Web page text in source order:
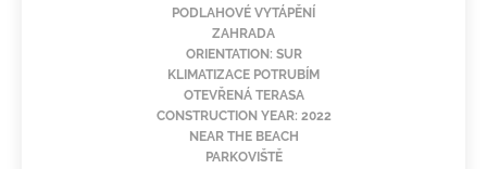
PODLAHOVÉ VYTÁPĚNÍ
ZAHRADA
ORIENTATION: SUR
KLIMATIZACE POTRUBÍM
OTEVŘENÁ TERASA
CONSTRUCTION YEAR: 2022
NEAR THE BEACH
PARKOVIŠTĚ